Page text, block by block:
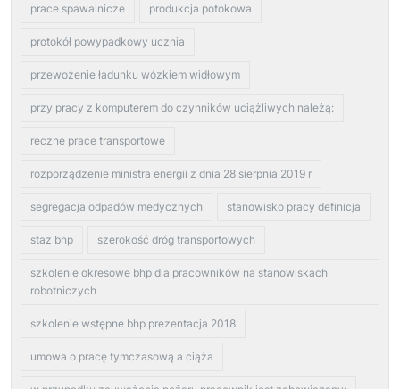
prace spawalnicze produkcja potokowa
protokół powypadkowy ucznia
przewożenie ładunku wózkiem widłowym
przy pracy z komputerem do czynników uciążliwych należą:
reczne prace transportowe
rozporządzenie ministra energii z dnia 28 sierpnia 2019 r
segregacja odpadów medycznych stanowisko pracy definicja
staz bhp szerokość dróg transportowych
szkolenie okresowe bhp dla pracowników na stanowiskach
robotniczych
szkolenie wstępne bhp prezentacja 2018
umowa o pracę tymczasową a ciąża